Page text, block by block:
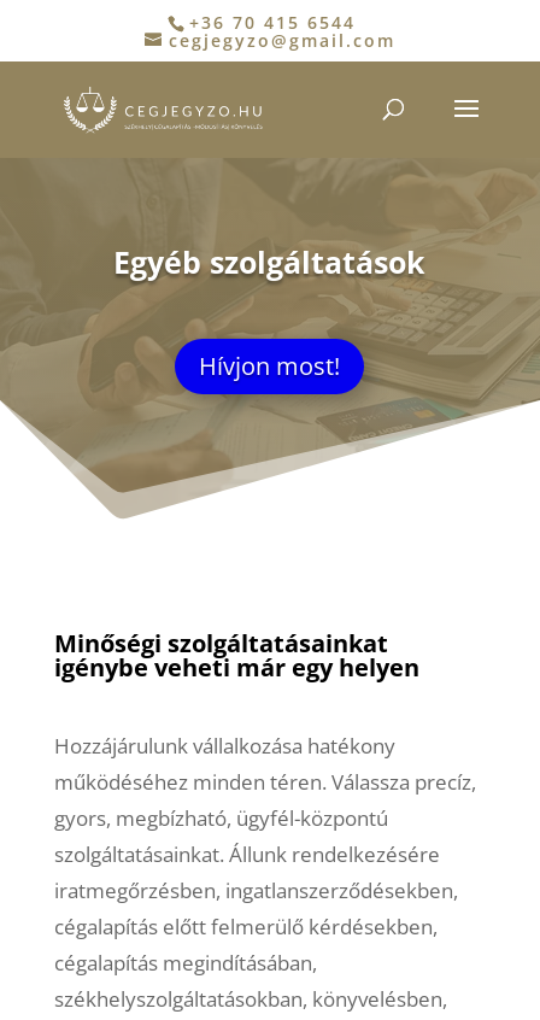
+36 70 415 6544
cegjegyzo@gmail.com
Egyéb szolgáltatások
Hívjon most!
Minőségi szolgáltatásainkat
igénybe veheti már egy helyen
Hozzájárulunk vállalkozása hatékony
működéséhez minden téren. Válassza precíz,
gyors, megbízható, ügyfél-központú
szolgáltatásainkat. Állunk rendelkezésére
iratmegőrzésben, ingatlanszerződésekben,
cégalapítás előtt felmerülő kérdésekben,
cégalapítás megindításában,
székhelyszolgáltatásokban, könyvelésben,